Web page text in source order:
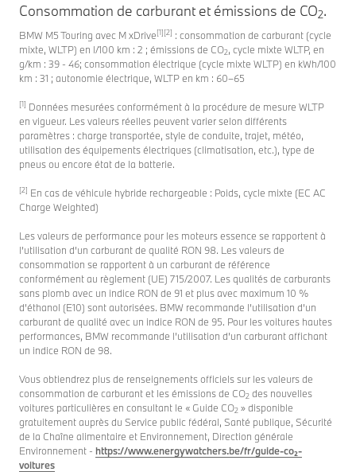
Consommation de carburant et émissions de CO2.
BMW M5 Touring avec M xDrive[1][2] : consommation de carburant (cycle
mixte, WLTP) en l/100 km : 2 ; émissions de CO2, cycle mixte WLTP, en
g/km : 39 - 46; consommation électrique (cycle mixte WLTP) en kWh/100
km : 31 ; autonomie électrique, WLTP en km : 60–65
[1] Données mesurées conformément à la procédure de mesure WLTP
en vigueur. Les valeurs réelles peuvent varier selon différents
paramètres : charge transportée, style de conduite, trajet, météo,
utilisation des équipements électriques (climatisation, etc.), type de
pneus ou encore état de la batterie.
[2] En cas de véhicule hybride rechargeable : Poids, cycle mixte (EC AC
Charge Weighted)
Les valeurs de performance pour les moteurs essence se rapportent à
l’utilisation d’un carburant de qualité RON 98. Les valeurs de
consommation se rapportent à un carburant de référence
conformément au règlement (UE) 715/2007. Les qualités de carburants
sans plomb avec un indice RON de 91 et plus avec maximum 10 %
d’éthanol (E10) sont autorisées. BMW recommande l’utilisation d’un
carburant de qualité avec un indice RON de 95. Pour les voitures hautes
performances, BMW recommande l’utilisation d’un carburant affichant
un indice RON de 98.
Vous obtiendrez plus de renseignements officiels sur les valeurs de
consommation de carburant et les émissions de CO2 des nouvelles
voitures particulières en consultant le « Guide CO2 » disponible
gratuitement auprès du Service public fédéral, Santé publique, Sécurité
de la Chaîne alimentaire et Environnement, Direction générale
Environnement - https://www.energywatchers.be/fr/guide-co₂-
voitures